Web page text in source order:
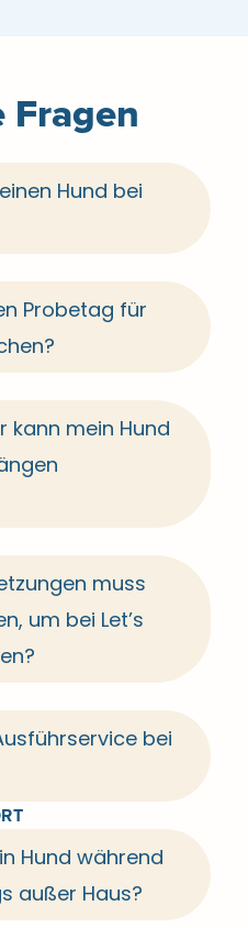
Hund bei
Probetag für
kann mein Hund
muss
um bei Let’s
bei
Hund während
außer Haus?